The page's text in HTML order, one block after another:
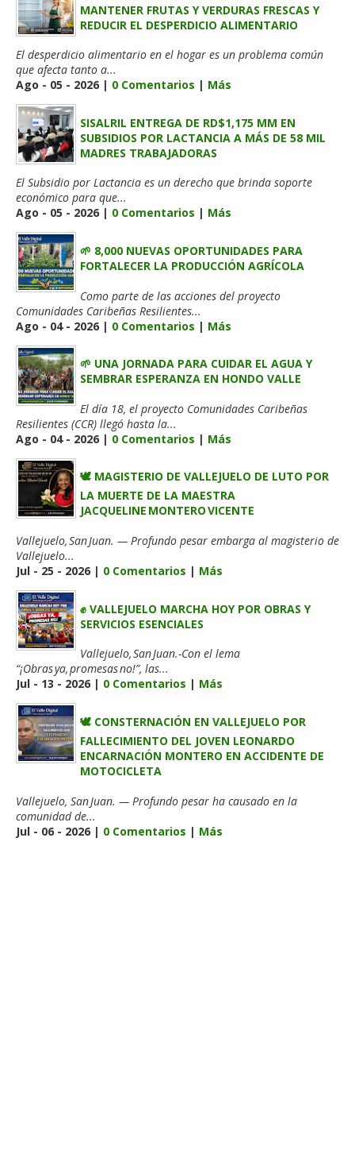
MANTENER FRUTAS Y VERDURAS FRESCAS Y
REDUCIR EL DESPERDICIO ALIMENTARIO
El desperdicio alimentario en el hogar es un problema común
que afecta tanto a...
Ago - 05 - 2026 | 0 Comentarios | Más
SISALRIL ENTREGA DE RD$1,175 MM EN
SUBSIDIOS POR LACTANCIA A MÁS DE 58 MIL
MADRES TRABAJADORAS
El Subsidio por Lactancia es un derecho que brinda soporte
económico para que...
Ago - 05 - 2026 | 0 Comentarios | Más
🌱 8,000 NUEVAS OPORTUNIDADES PARA
FORTALECER LA PRODUCCIÓN AGRÍCOLA
Como parte de las acciones del proyecto
Comunidades Caribeñas Resilientes...
Ago - 04 - 2026 | 0 Comentarios | Más
🌱 UNA JORNADA PARA CUIDAR EL AGUA Y
SEMBRAR ESPERANZA EN HONDO VALLE
El día 18, el proyecto Comunidades Caribeñas
Resilientes (CCR) llegó hasta la...
Ago - 04 - 2026 | 0 Comentarios | Más
🕊️ MAGISTERIO DE VALLEJUELO DE LUTO POR
LA MUERTE DE LA MAESTRA
JACQUELINE MONTERO VICENTE
Vallejuelo, San Juan. — Profundo pesar embarga al magisterio de
Vallejuelo...
Jul - 25 - 2026 | 0 Comentarios | Más
✊ VALLEJUELO MARCHA HOY POR OBRAS Y
SERVICIOS ESENCIALES
Vallejuelo, San Juan.-Con el lema
“¡Obras ya, promesas no!”, las...
Jul - 13 - 2026 | 0 Comentarios | Más
🕊️ CONSTERNACIÓN EN VALLEJUELO POR
FALLECIMIENTO DEL JOVEN LEONARDO
ENCARNACIÓN MONTERO EN ACCIDENTE DE
MOTOCICLETA
Vallejuelo, San Juan. — Profundo pesar ha causado en la
comunidad de...
Jul - 06 - 2026 | 0 Comentarios | Más